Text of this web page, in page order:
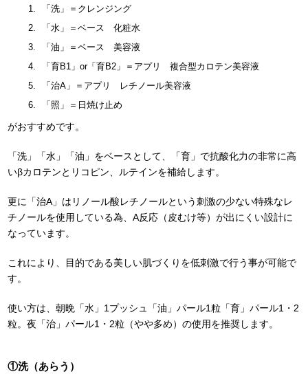
「洗」＝クレンジング
「水」＝ベース 化粧水
「油」＝ベース 美容液
「育B1」or「育B2」＝アプリ 複合型カロテン美容液
「治A」＝アプリ レチノール美容液
「照」＝日焼け止め
がおすすめです。
「洗」「水」「油」をベースとして、「育」で抗酸化力の非常に高
いβカロテンとリコピン、ルテインを補給します。
更に「治A」はリノール酸レチノールという刺激の少ない特殊なレ
チノールを使用している為、A反応（皮むけ等）が出にくい設計に
なっています。
これにより、目的である美しい肌づくりを低刺激で行う事が可能で
す。
使い方は、朝晩「水」1プッシュ「油」パール1粒「育」パール1・2
粒。夜「治」パール1・2粒（やや多め）の使用を推奨します。
①洗（あらう）